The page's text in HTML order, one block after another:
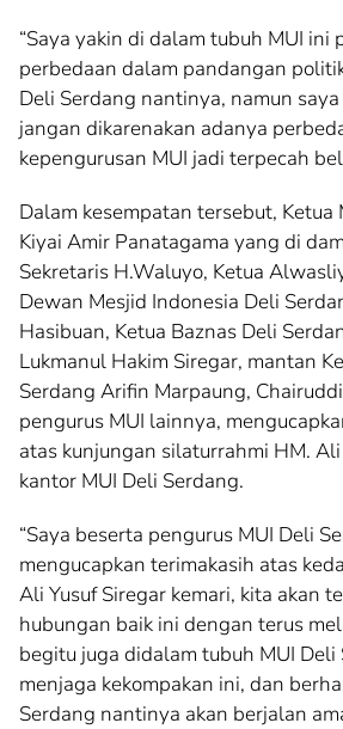
“Saya yakin di dalam tubuh MUI ini
perbedaan dalam pandangan
Deli Serdang nantinya, namun
jangan dikarenakan adanya
kepengurusan MUI jadi terpecah
Dalam kesempatan tersebut, Ketua
Kiyai Amir Panatagama yang di
Sekretaris H.Waluyo, Ketua
Dewan Mesjid Indonesia Deli
Hasibuan, Ketua Baznas Deli
Lukmanul Hakim Siregar, mantan
Serdang Arifin Marpaung,
pengurus MUI lainnya,
atas kunjungan silaturrahmi HM. Ali
kantor MUI Deli Serdang.
“Saya beserta pengurus MUI Deli
mengucapkan terimakasih atas
Ali Yusuf Siregar kemari, kita akan
hubungan baik ini dengan terus
begitu juga didalam tubuh MUI Deli
menjaga kekompakan ini, dan
Serdang nantinya akan berjalan